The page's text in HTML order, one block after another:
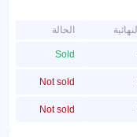
الحالة
Sold
Not sold
Not sold